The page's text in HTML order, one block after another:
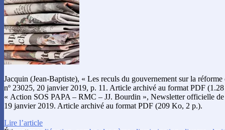
Jacquin (Jean-Baptiste), « Les reculs du gouvernement sur la
nº 23025, 20 janvier 2019, p. 11. Article archivé au format PDF
« Action SOS PAPA – RMC – JJ. Bourdin », Newsletter officielle de
19 janvier 2019. Article archivé au format PDF (209 Ko, 2 p.).
Lire l’article